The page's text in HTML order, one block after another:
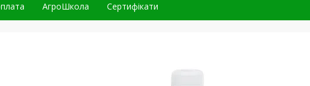
АгроШкола Сертифікати